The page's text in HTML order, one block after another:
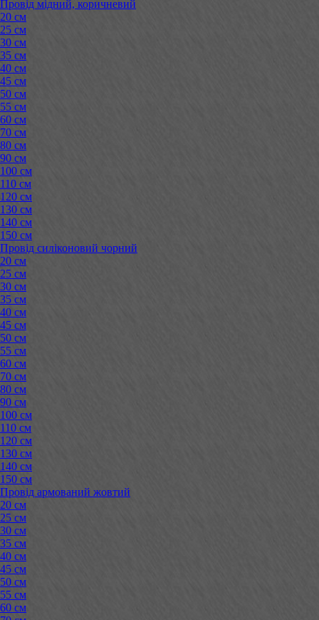
Провід мідний, коричневий
20 см
25 см
30 см
35 см
40 см
45 см
50 см
55 см
60 см
70 см
80 см
90 см
100 см
110 см
120 см
130 см
140 см
150 см
Провід силіконовий чорний
20 см
25 см
30 см
35 см
40 см
45 см
50 см
55 см
60 см
70 см
80 см
90 см
100 см
110 см
120 см
130 см
140 см
150 см
Провід армований жовтий
20 см
25 см
30 см
35 см
40 см
45 см
50 см
55 см
60 см